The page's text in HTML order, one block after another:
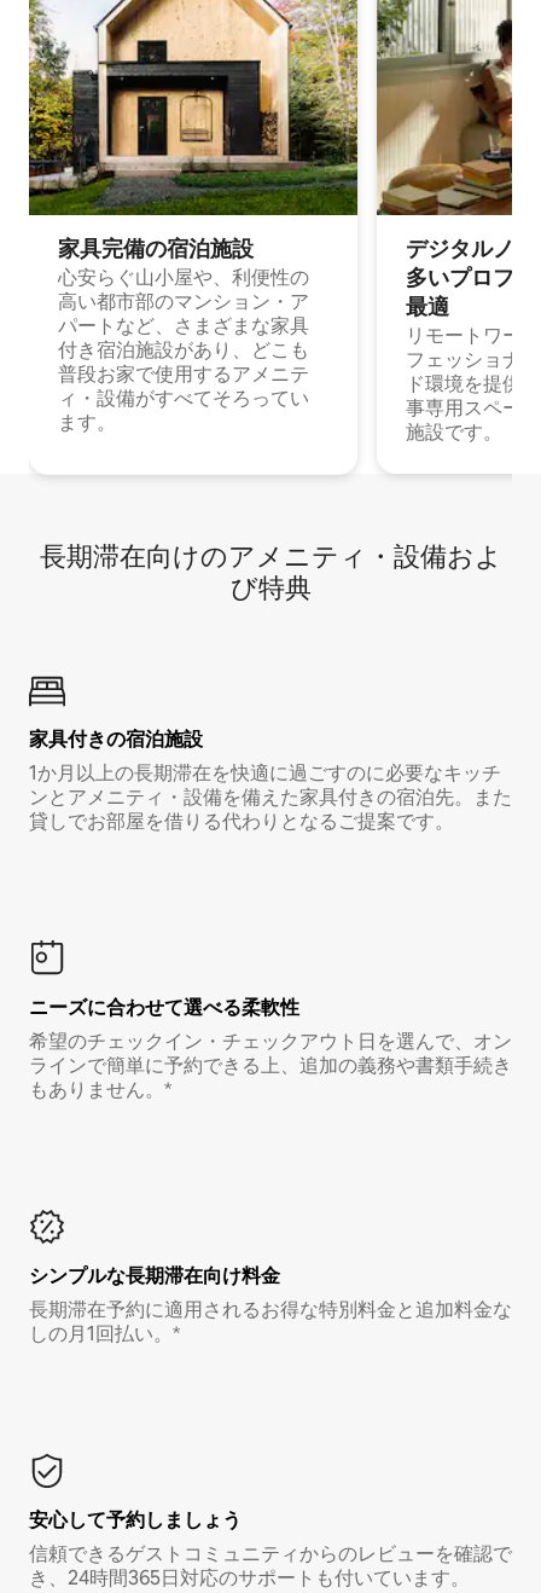
家具完備の宿⁠泊⁠施⁠設
心安らぐ山小屋や、利便性の
高い都市部のマンション・ア
パートなど、さまざまな家具
付き宿泊施設があり、どこも
普段お家で使用するアメニテ
ィ・設備がすべてそろってい
ます。
デジタルノ
多⁠いプ⁠ロ⁠フ⁠
最⁠適
リモートワー
フェッショナ
ド環境を提供
事専用スペー
施設です。
長期滞在向け⁠のア⁠メ⁠ニ⁠テ⁠ィ⁠・設⁠備⁠およ
び特⁠典
家具付き⁠の宿⁠泊⁠施⁠設
1か月以上の長期滞在を快適に過ごすのに必要なキッチ
ンとアメニティ・設備を備えた家具付きの宿泊先。また
貸しでお部屋を借りる代わりとなるご提案です。
ニーズに合わせて選べる柔軟性
希望のチェックイン・チェックアウト日を選んで、オン
ラインで簡単に予約できる上、追加の義務や書類手続き
もありません。*
シンプルな長期滞在向け料金
長期滞在予約に適用されるお得な特別料金と追加料金な
しの月1回払い。*
安心して予約しましょう
信頼できるゲストコミュニティからのレビューを確認で
き、24時間365日対応のサポートも付いています。